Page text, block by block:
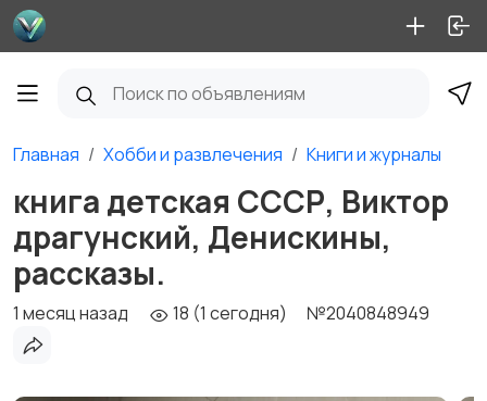
Главная Хобби и развлечения Книги и журналы
книга детская СССР, Виктор
драгунский, Денискины,
рассказы.
1 месяц назад 18 (1 сегодня) №2040848949